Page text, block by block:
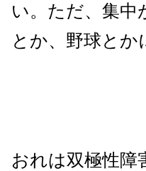
い。ただ、集中
とか、野球と
おれは双極性障